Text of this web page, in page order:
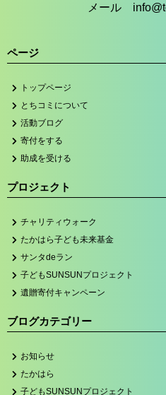
メール
ページ
トップページ
とちコミについて
活動ブログ
寄付をする
助成を受ける
プロジェクト
チャリティウォーク
たかはら子ども未来基金
サンタdeラン
子どもSUNSUNプロジェクト
遺贈寄付キャンペーン
ブログカテゴリー
お知らせ
たかはら
子どもSUNSUNプロジェクト